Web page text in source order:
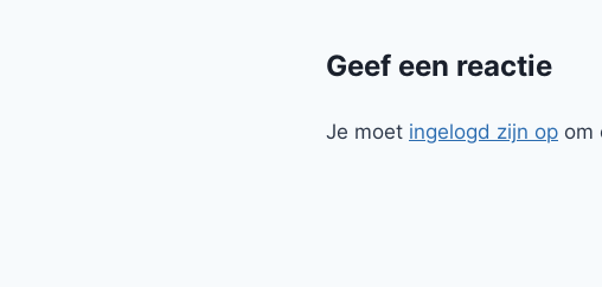
Geef een reactie
Je moet ingelogd zijn op om